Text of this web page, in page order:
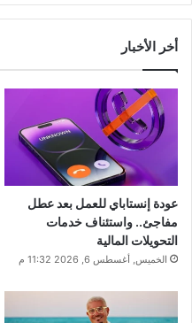
أخر الأخبار
عودة إنستاباي للعمل بعد عطل
مفاجئ.. واستئناف خدمات
التحويلات المالية
الخميس, أغسطس 6, 2026 11:32 م